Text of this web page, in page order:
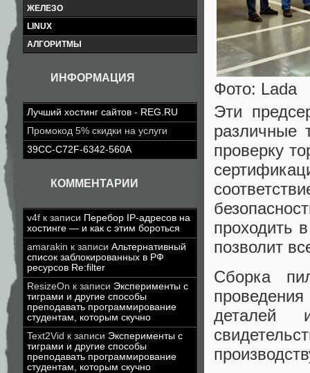
ЖЕЛЕЗО
LINUX
АЛГОРИТМЫ
ИНФОРМАЦИЯ
Лучший хостинг сайтов - REG.RU
Промокод 5% скидки на услуги
39CC-C72F-6342-560A
КОММЕНТАРИИ
v4f к записи Перебор IP-адресов на
хостинге — и как с этим бороться
amarakin к записи Альтернативный
список заблокированных в РФ
ресурсов Re:filter
ResizeOn к записи Эксперименты с
тиграми и другие способы
преподавать программирование
студентам, которым скучно
Text2Vid к записи Эксперименты с
тиграми и другие способы
преподавать программирование
студентам, которым скучно
Фото: Lada
Эти
различные
проверку
проходить
позволит
Сборка
деталей